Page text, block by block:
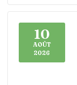
10
AOÛT
2026